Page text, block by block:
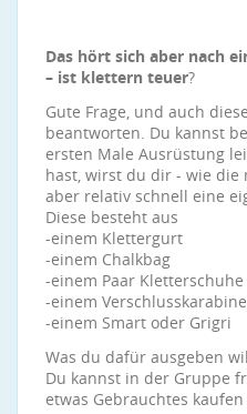
Das hört sich aber nach
– ist klettern teuer?
Gute Frage, und auch
beantworten. Du kannst
ersten Male Ausrüstung
hast, wirst du dir - wie die
aber relativ schnell eine
Diese besteht aus
-einem Klettergurt
-einem Chalkbag
-einem Paar Kletterschuhe
-einem
-einem Smart oder Grigri
Was du dafür ausgeben
Du kannst in der Gruppe
etwas Gebrauchtes